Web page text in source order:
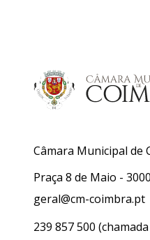
Câmara Municipal de
Praça 8 de Maio -
geral@cm-coimbra.pt
239 857 500